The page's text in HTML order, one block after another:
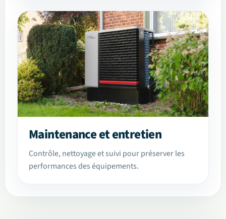
Maintenance et entretien
Contrôle, nettoyage et suivi pour préserver les
performances des équipements.